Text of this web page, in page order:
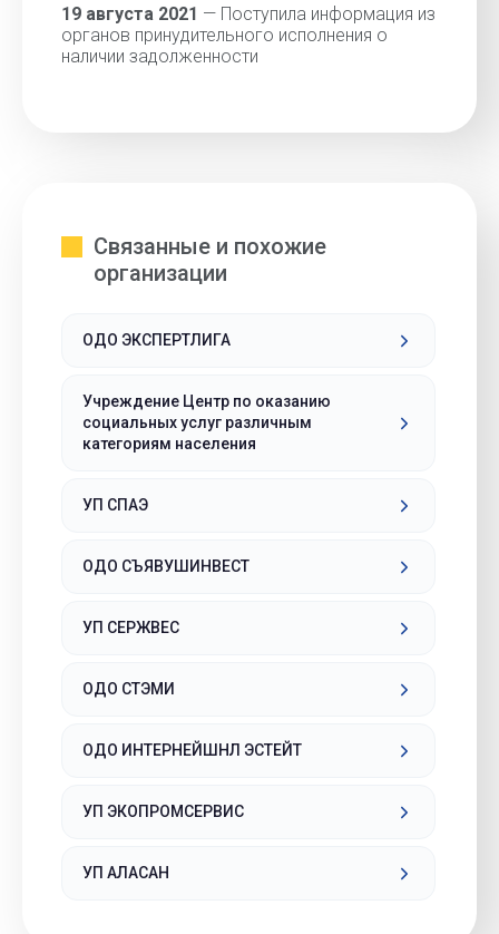
19 августа 2021 — Поступила информация из
органов принудительного исполнения о
наличии задолженности
Связанные и похожие
организации
ОДО ЭКСПЕРТЛИГА
Учреждение Центр по оказанию
социальных услуг различным
категориям населения
УП СПАЭ
ОДО СЪЯВУШИНВЕСТ
УП СЕРЖВЕС
ОДО СТЭМИ
ОДО ИНТЕРНЕЙШНЛ ЭСТЕЙТ
УП ЭКОПРОМСЕРВИС
УП АЛАСАН